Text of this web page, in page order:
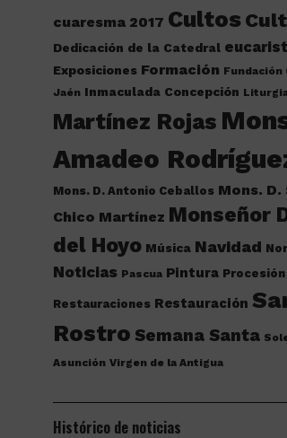
cuaresma 2017 Cultos
Dedicación de la Catedral
Exposiciones Formación Fundación
Jaén Inmaculada Concepción
Martínez Rojas
Amadeo
Mons. D. Antonio Ceballos Mons.
Chico Martínez Monseñor
del Hoyo Música Navidad
Noticias Pascua Pintura Procesión
Restauraciones Restauración
Rostro Semana Santa
Asunción Virgen de la Antigua
Histórico de noticias